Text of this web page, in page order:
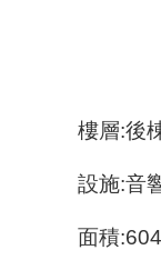
樓層:後
設施:音
面積